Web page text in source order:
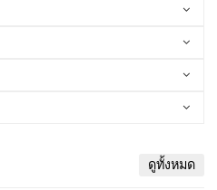
ดูทั้งหมด